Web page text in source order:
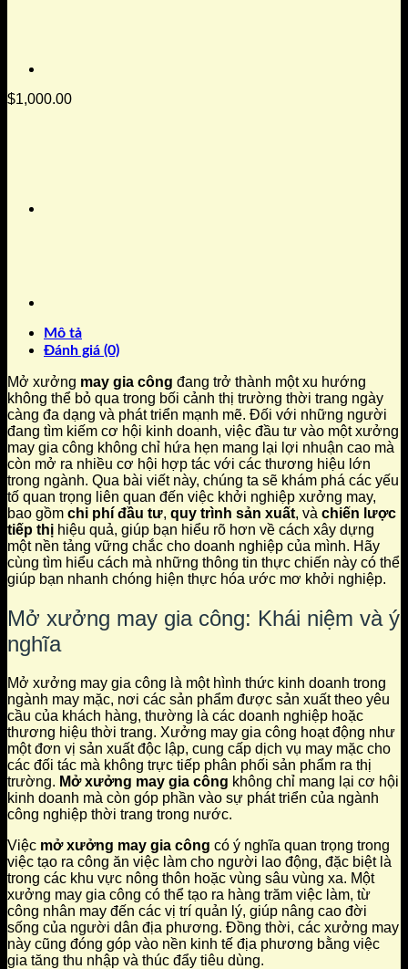
$1,000.00
Mô tả
Đánh giá (0)
Mở xưởng may gia công đang trở thành một xu hướng
không thể bỏ qua trong bối cảnh thị trường thời trang ngày
càng đa dạng và phát triển mạnh mẽ. Đối với những người
đang tìm kiếm cơ hội kinh doanh, việc đầu tư vào một xưởng
may gia công không chỉ hứa hẹn mang lại lợi nhuận cao mà
còn mở ra nhiều cơ hội hợp tác với các thương hiệu lớn
trong ngành. Qua bài viết này, chúng ta sẽ khám phá các yếu
tố quan trọng liên quan đến việc khởi nghiệp xưởng may,
bao gồm chi phí đầu tư, quy trình sản xuất, và chiến lược
tiếp thị hiệu quả, giúp bạn hiểu rõ hơn về cách xây dựng
một nền tảng vững chắc cho doanh nghiệp của mình. Hãy
cùng tìm hiểu cách mà những thông tin thực chiến này có thể
giúp bạn nhanh chóng hiện thực hóa ước mơ khởi nghiệp.
Mở xưởng may gia công: Khái niệm và ý
nghĩa
Mở xưởng may gia công là một hình thức kinh doanh trong
ngành may mặc, nơi các sản phẩm được sản xuất theo yêu
cầu của khách hàng, thường là các doanh nghiệp hoặc
thương hiệu thời trang. Xưởng may gia công hoạt động như
một đơn vị sản xuất độc lập, cung cấp dịch vụ may mặc cho
các đối tác mà không trực tiếp phân phối sản phẩm ra thị
trường. Mở xưởng may gia công không chỉ mang lại cơ hội
kinh doanh mà còn góp phần vào sự phát triển của ngành
công nghiệp thời trang trong nước.
Việc mở xưởng may gia công có ý nghĩa quan trọng trong
việc tạo ra công ăn việc làm cho người lao động, đặc biệt là
trong các khu vực nông thôn hoặc vùng sâu vùng xa. Một
xưởng may gia công có thể tạo ra hàng trăm việc làm, từ
công nhân may đến các vị trí quản lý, giúp nâng cao đời
sống của người dân địa phương. Đồng thời, các xưởng may
này cũng đóng góp vào nền kinh tế địa phương bằng việc
gia tăng thu nhập và thúc đẩy tiêu dùng.